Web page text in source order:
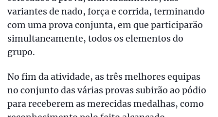
variantes de nado, força e corrida, terminando
com uma prova conjunta, em que participarão
simultaneamente, todos os elementos do
grupo.
No fim da atividade, as três melhores equipas
no conjunto das várias provas subirão ao pódio
para receberem as merecidas medalhas, como